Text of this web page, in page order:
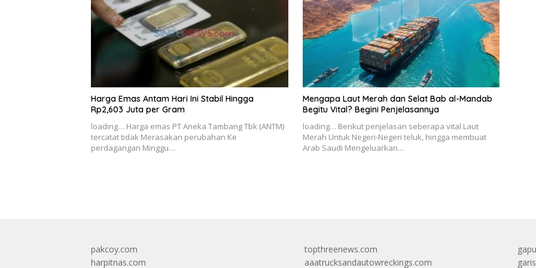
Harga Emas Antam Hari Ini Stabil Hingga
Rp2,603 Juta per Gram
loading… Harga emas PT Aneka Tambang Tbk (ANTM)
tercatat tidak Merasakan perubahan Ke
perdagangan Minggu…
Mengapa Laut Merah dan Selat Bab al-Mandab
Begitu Vital? Begini Penjelasannya
loading… Berikut penjelasan seberapa vital Laut
Merah Untuk Negeri-Negeri teluk, hingga membuat
Arab Saudi Mengeluarkan…
pakcoy.com
harpitnas.com
topthreenews.com
aaatrucksandautowreckings.com